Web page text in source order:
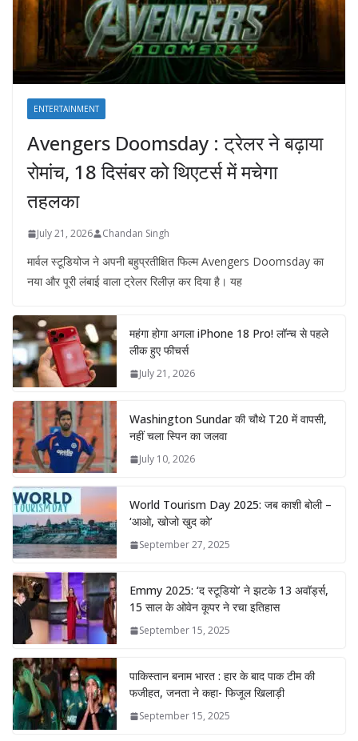
ENTERTAINMENT
Avengers Doomsday : ट्रेलर ने बढ़ाया
रोमांच, 18 दिसंबर को थिएटर्स में मचेगा
तहलका
July 21, 2026 Chandan Singh
मार्वल स्टूडियोज ने अपनी बहुप्रतीक्षित फिल्म Avengers Doomsday का
नया और पूरी लंबाई वाला ट्रेलर रिलीज़ कर दिया है। यह
महंगा होगा अगला iPhone 18 Pro! लॉन्च से पहले
लीक हुए फीचर्स
July 21, 2026
Washington Sundar की चौथे T20 में वापसी,
नहीं चला स्पिन का जलवा
July 10, 2026
World Tourism Day 2025: जब काशी बोली –
‘आओ, खोजो खुद को’
September 27, 2025
Emmy 2025: ‘द स्टूडियो’ ने झटके 13 अवॉर्ड्स,
15 साल के ओवेन कूपर ने रचा इतिहास
September 15, 2025
पाकिस्तान बनाम भारत : हार के बाद पाक टीम की
फजीहत, जनता ने कहा- फिजूल खिलाड़ी
September 15, 2025